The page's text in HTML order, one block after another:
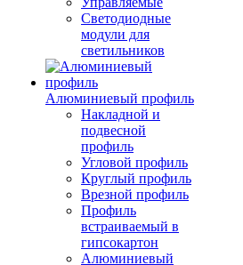
Светодиодные
модули для
светильников
Алюминиевый профиль
Накладной и
подвесной
профиль
Угловой профиль
Круглый профиль
Врезной профиль
Профиль
встраиваемый в
гипсокартон
Алюминиевый